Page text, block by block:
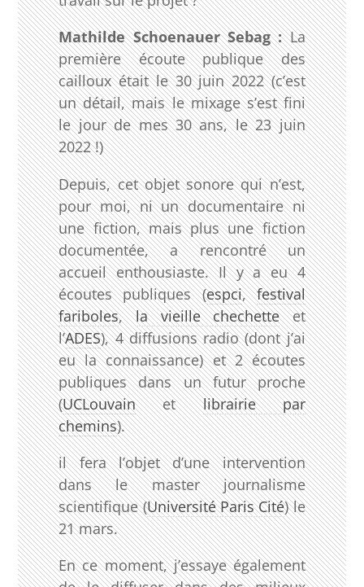
Mathilde Schoenauer Sebag :La
première écoute publique des
cailloux était le 30 juin 2022 (c’est
un détail, mais le mixage s’est fini
le jour de mes 30 ans, le 23 juin
2022 !)
Depuis, cet objet sonore qui n’est,
pour moi, ni un documentaire ni
une fiction, mais plus une fiction
documentée, a rencontré un
accueil enthousiaste. Il y a eu 4
écoutes publiques (espci,festival
fariboles,la vieille chechetteet
l’ADES), 4 diffusions radio (dont j’ai
eu la connaissance) et 2 écoutes
publiques dans un futur proche
(UCLouvainetlibrairie par
chemins).
il fera l’objet d’une intervention
dans le master journalisme
scientifique (Université Paris Cité) le
21 mars.
En ce moment, j’essaye également